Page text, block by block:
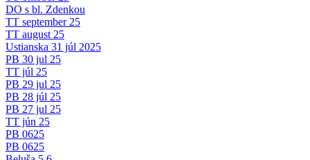
DO s bl. Zdenkou
TT september 25
TT august 25
Ustianska 31 júl 2025
PB 30 jul 25
TT júl 25
PB 29 jul 25
PB 28 júl 25
PB 27 jul 25
TT jún 25
PB 0625
PB 0625